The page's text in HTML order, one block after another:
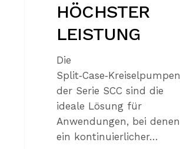
HÖCHSTER
LEISTUNG
Die
Split‑Case‑Kreiselpumpen
der Serie SCC sind die
ideale Lösung für
Anwendungen, bei denen
ein kontinuierlicher…